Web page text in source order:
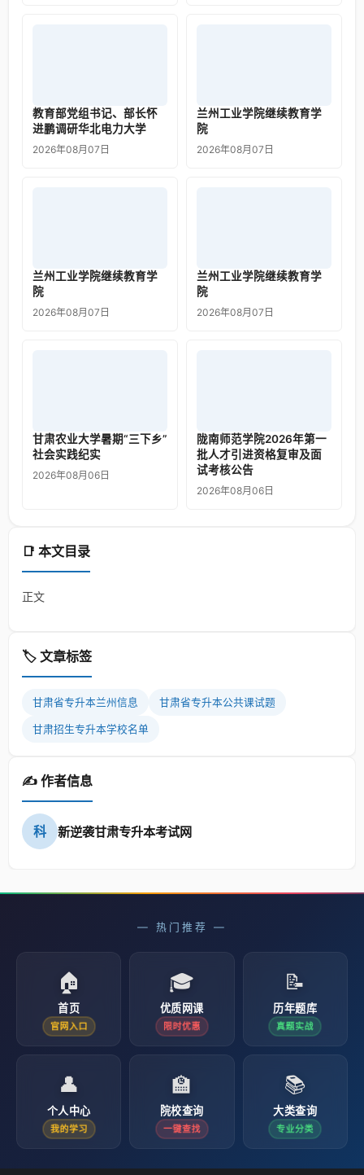
📑 本文目录
正文
🏷️ 文章标签
甘肃省专升本兰州信息 甘肃省专升本公共课试题
甘肃招生专升本学校名单
✍️ 作者信息
科 新逆袭甘肃专升本考试网
教育部党组书记、部长怀
进鹏调研华北电力大学
2026年08月07日
兰州工业学院继续教育学
院
2026年08月07日
兰州工业学院继续教育学
院
2026年08月07日
兰州工业学院继续教育学
院
2026年08月07日
甘肃农业大学暑期“三下乡”
社会实践纪实
2026年08月06日
陇南师范学院2026年第一
批人才引进资格复审及面
试考核公告
2026年08月06日
— 热门推荐 —
🏠
首页
官网入口
🎓
优质网课
限时优惠
📝
历年题库
真题实战
👤
个人中心
我的学习
🏫
院校查询
一键查找
📚
大类查询
专业分类